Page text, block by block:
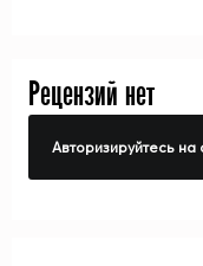
Рецензий нет
Авторизируйтесь